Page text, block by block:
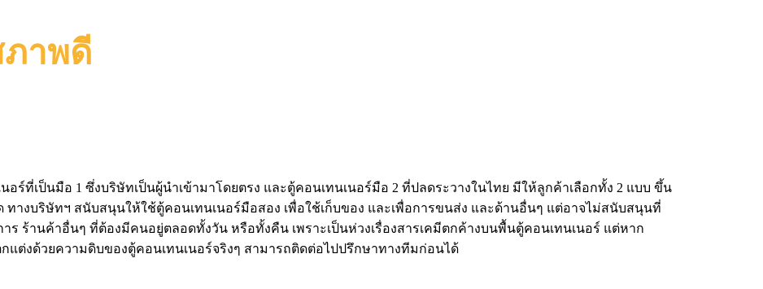
ภาพดี
อร์ที่เป็นมือ 1 ซึ่งบริษัทเป็นผู้นำเข้ามาโดยตรง และตู้คอนเทนเนอร์มือ 2 ที่ปลดระวางในไทย มีให้ลูกค้าเลือกทั้ง 2 แบบ ขึ้น
างบริษัทฯ สนับสนุนให้ใช้ตู้คอนเทนเนอร์มือสอง เพื่อใช้เก็บของ และเพื่อการขนส่ง และด้านอื่นๆ แต่อาจไม่สนับสนุนที่
ร้านค้าอื่นๆ ที่ต้องมีคนอยู่ตลอดทั้งวัน หรือทั้งคืน เพราะเป็นห่วงเรื่องสารเคมีตกค้างบนพื้นตู้คอนเทนเนอร์ แต่หาก
แต่งด้วยความดิบของตู้คอนเทนเนอร์จริงๆ สามารถติดต่อไปปรึกษาทางทีมก่อนได้